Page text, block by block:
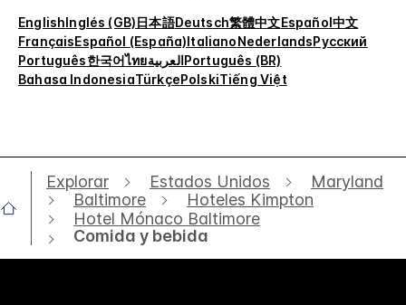
EnglishInglés (GB)日本語Deutsch繁體中文Español中文
FrançaisEspañol (España)ItalianoNederlandsРусский
Português한국어ไทยالعربيةPortuguês (BR)
Bahasa IndonesiaTürkçePolskiTiếng Việt
Explorar Estados Unidos
Maryland
Baltimore
Hoteles Kimpton
Hotel Mónaco Baltimore
Comida y bebida